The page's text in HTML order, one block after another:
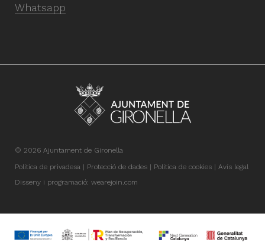
Whatsapp
© 2026 Ajuntament de Gironella
Política de privadesa
Protecció de dades Política de cookies
Avís legal
Disseny i programació: wearejoin.com